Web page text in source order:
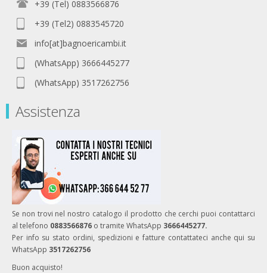
+39 (Tel) 0883566876
+39 (Tel2) 0883545720
info[at]bagnoericambi.it
(WhatsApp) 3666445277
(WhatsApp) 3517262756
Assistenza
Se non trovi nel nostro catalogo il prodotto che cerchi puoi contattarci
al telefono 0883566876 o tramite WhatsApp 3666445277.
Per info su stato ordini, spedizioni e fatture contattateci anche qui su
WhatsApp 3517262756
Buon acquisto!